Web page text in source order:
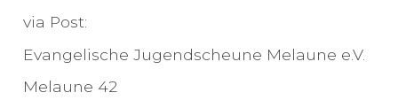
via Post:
Evangelische Jugendscheune Melaune e.V.
Melaune 42